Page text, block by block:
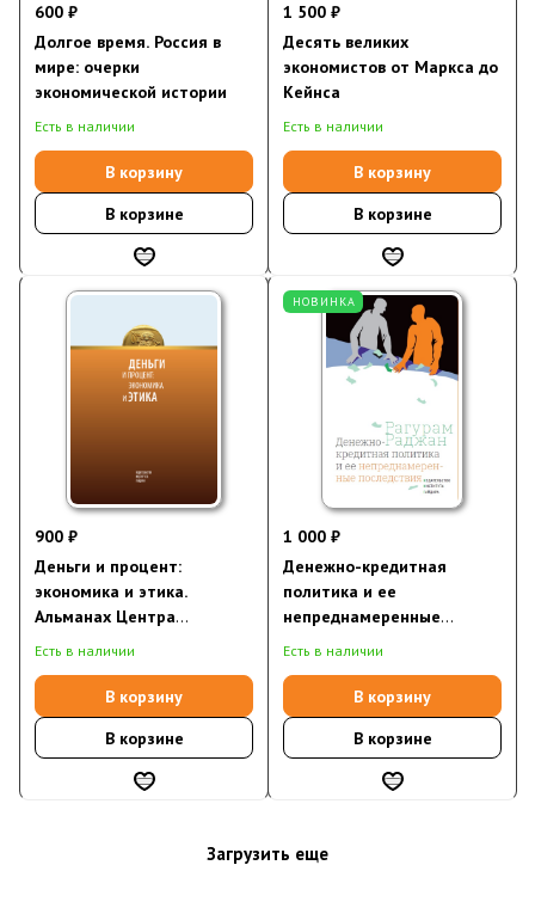
600 ₽
Долгое время. Россия в
мире: очерки
экономической истории
Есть в наличии
В корзину
В корзине
1 500 ₽
Десять великих
экономистов от Маркса до
Кейнса
Есть в наличии
В корзину
В корзине
900 ₽
Деньги и процент:
экономика и этика.
Альманах Центра
экономической культуры
Есть в наличии
В корзину
В корзине
НОВИНКА
1 000 ₽
Денежно-кредитная
политика и ее
непреднамеренные
последствия
Есть в наличии
В корзину
В корзине
Загрузить еще